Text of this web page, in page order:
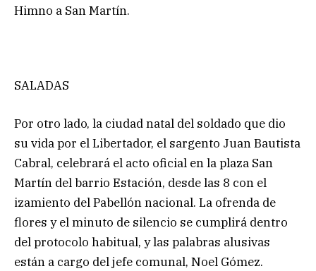
Himno a San Martín.
SALADAS
Por otro lado, la ciudad natal del soldado que dio
su vida por el Libertador, el sargento Juan Bautista
Cabral, celebrará el acto oficial en la plaza San
Martín del barrio Estación, desde las 8 con el
izamiento del Pabellón nacional. La ofrenda de
flores y el minuto de silencio se cumplirá dentro
del protocolo habitual, y las palabras alusivas
están a cargo del jefe comunal, Noel Gómez.